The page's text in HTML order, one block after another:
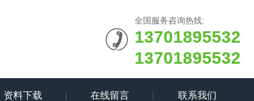
全国服务咨询热线:
13701895532
13701895532
资料下载 在线留言 联系我们